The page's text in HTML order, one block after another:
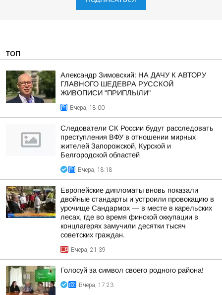
ТОП
Александр Зимовский: НА ДАЧУ К АВТОРУ
ГЛАВНОГО ШЕДЕВРА РУССКОЙ
ЖИВОПИСИ "ПРИПЛЫЛИ"
Вчера, 18:00
Следователи СК России будут расследовать
преступления ВФУ в отношении мирных
жителей Запорожской, Курской и
Белгородской областей
Вчера, 18:18
Европейские дипломаты вновь показали
двойные стандарты и устроили провокацию в
урочище Сандармох — в месте в карельских
лесах, где во время финской оккупации в
концлагерях замучили десятки тысяч
советских граждан.
Вчера, 21:39
Голосуй за символ своего родного района!
Вчера, 17:23